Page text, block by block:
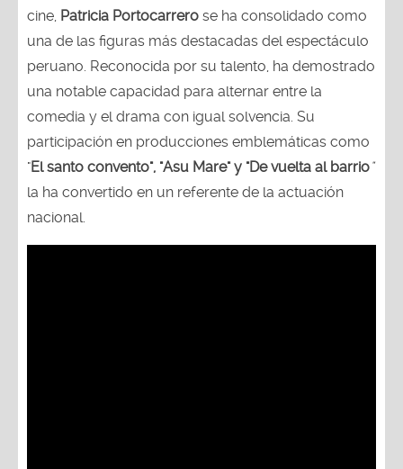
cine, Patricia Portocarrero se ha consolidado como
una de las figuras más destacadas del espectáculo
peruano. Reconocida por su talento, ha demostrado
una notable capacidad para alternar entre la
comedia y el drama con igual solvencia. Su
participación en producciones emblemáticas como
"El santo convento", "Asu Mare" y "De vuelta al barrio"
la ha convertido en un referente de la actuación
nacional.